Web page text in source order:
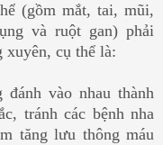
(gồm mắt, tai, mũi,
và ruột gan) phải
xuyên, cụ thể là:
đánh vào nhau thành
tránh các bệnh nha
tăng lưu thông máu